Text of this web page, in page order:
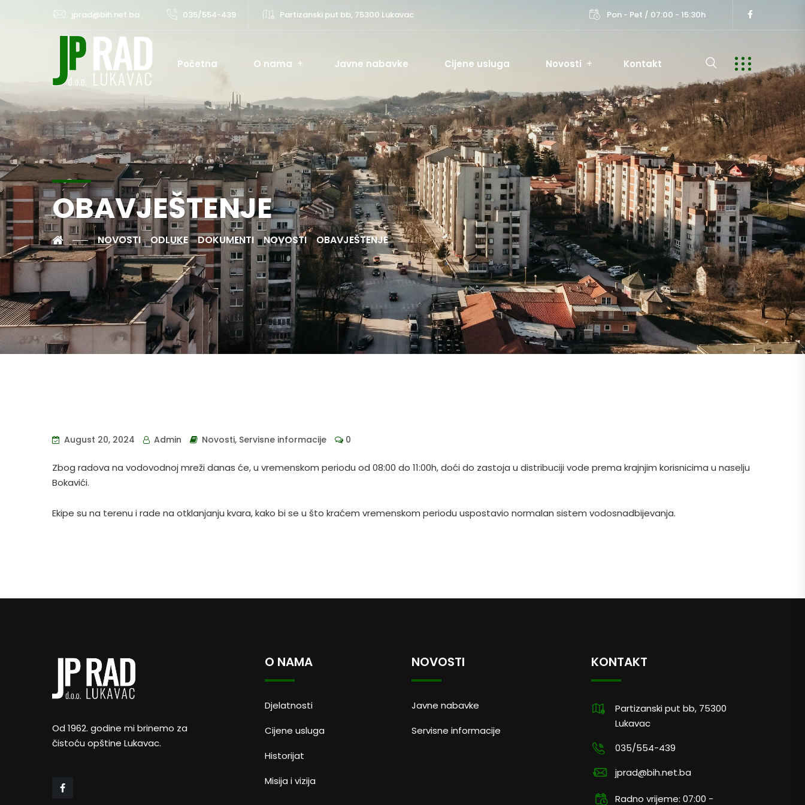
jprad@bih.net.ba 035/554-439 Partizanski put bb, 75300 Lukavac Pon - Pet / 07:00 - 15:30h
Početna O nama Javne nabavke Cijene usluga Novosti Kontakt
OBAVJEŠTENJE
NOVOSTI ODLUKE DOKUMENTI NOVOSTI OBAVJEŠTENJE
August 20, 2024 Admin Novosti, Servisne informacije 0
Zbog radova na vodovodnoj mreži danas će, u vremenskom periodu od 08:00 do 11:00h, doći do zastoja u distribuciji vode prema krajnjim korisnicima u naselju
Bokavići.
Ekipe su na terenu i rade na otklanjanju kvara, kako bi se u što kraćem vremenskom periodu uspostavio normalan sistem vodosnadbijevanja.
Od 1962. godine mi brinemo za
čistoću opštine Lukavac.
O NAMA
Djelatnosti
Cijene usluga
Historijat
Misija i vizija
NOVOSTI
Javne nabavke
Servisne informacije
KONTAKT
Partizanski put bb, 75300
Lukavac
035/554-439
jprad@bih.net.ba
Radno vrijeme: 07:00 -